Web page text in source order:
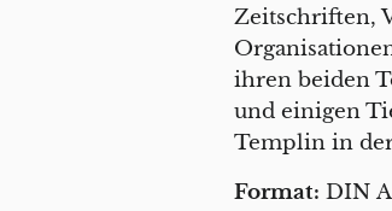
Zeitschriften,
ihren beiden
und einigen
Templin in
Format: DIN